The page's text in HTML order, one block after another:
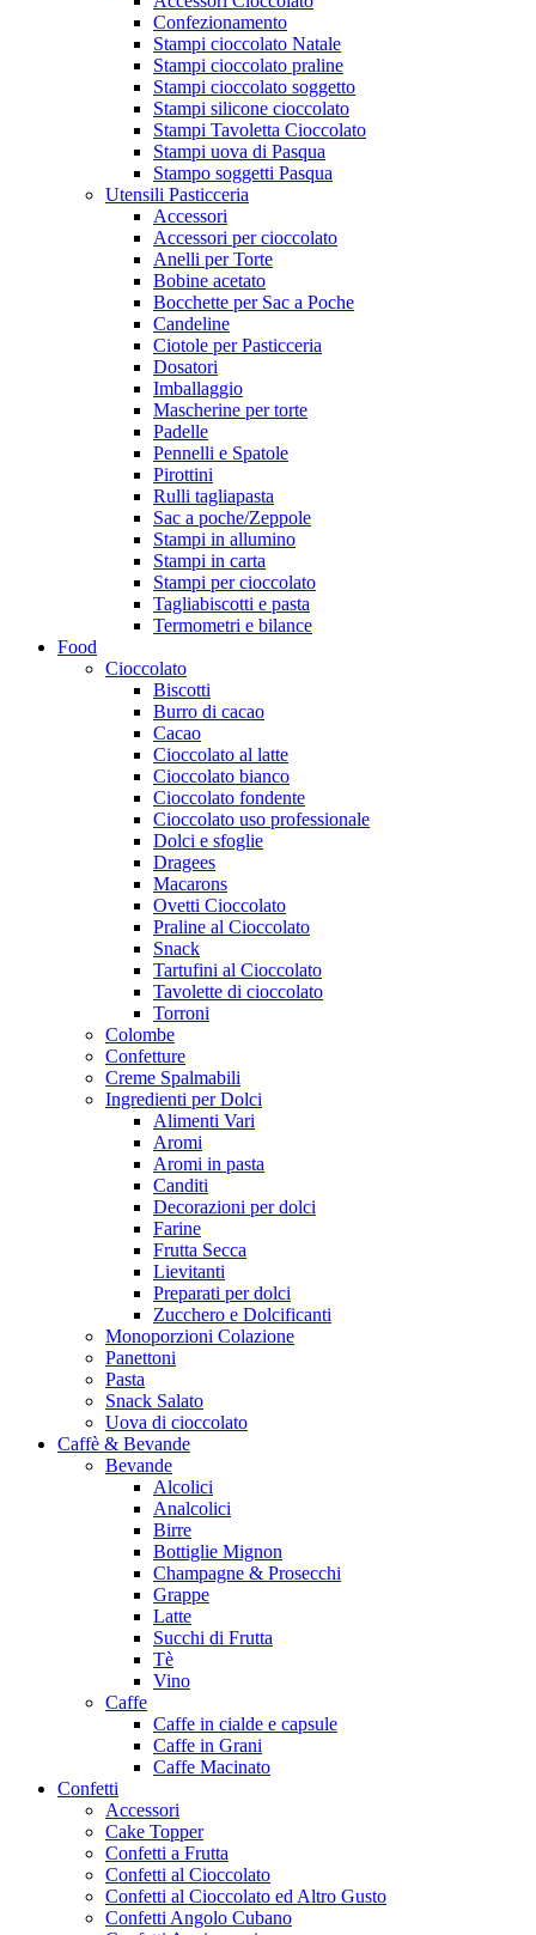
Confezionamento
Stampi cioccolato Natale
Stampi cioccolato praline
Stampi cioccolato soggetto
Stampi silicone cioccolato
Stampi Tavoletta Cioccolato
Stampi uova di Pasqua
Stampo soggetti Pasqua
Utensili Pasticceria
Accessori
Accessori per cioccolato
Anelli per Torte
Bobine acetato
Bocchette per Sac a Poche
Candeline
Ciotole per Pasticceria
Dosatori
Imballaggio
Mascherine per torte
Padelle
Pennelli e Spatole
Pirottini
Rulli tagliapasta
Sac a poche/Zeppole
Stampi in allumino
Stampi in carta
Stampi per cioccolato
Tagliabiscotti e pasta
Termometri e bilance
Food
Cioccolato
Biscotti
Burro di cacao
Cacao
Cioccolato al latte
Cioccolato bianco
Cioccolato fondente
Cioccolato uso professionale
Dolci e sfoglie
Dragees
Macarons
Ovetti Cioccolato
Praline al Cioccolato
Snack
Tartufini al Cioccolato
Tavolette di cioccolato
Torroni
Colombe
Confetture
Creme Spalmabili
Ingredienti per Dolci
Alimenti Vari
Aromi
Aromi in pasta
Canditi
Decorazioni per dolci
Farine
Frutta Secca
Lievitanti
Preparati per dolci
Zucchero e Dolcificanti
Monoporzioni Colazione
Panettoni
Pasta
Snack Salato
Uova di cioccolato
Caffè & Bevande
Bevande
Alcolici
Analcolici
Birre
Bottiglie Mignon
Champagne & Prosecchi
Grappe
Latte
Succhi di Frutta
Tè
Vino
Caffe
Caffe in cialde e capsule
Caffe in Grani
Caffe Macinato
Confetti
Accessori
Cake Topper
Confetti a Frutta
Confetti al Cioccolato
Confetti al Cioccolato ed Altro Gusto
Confetti Angolo Cubano